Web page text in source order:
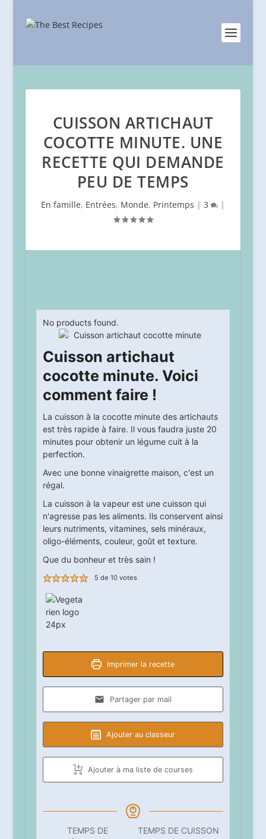
CUISSON ARTICHAUT
COCOTTE MINUTE. UNE
RECETTE QUI DEMANDE
PEU DE TEMPS
En famille, Entrées, Monde, Printemps | 3 |
No products found.
Cuisson artichaut
cocotte minute. Voici
comment faire !
La cuisson à la cocotte minute des artichauts
est très rapide à faire. Il vous faudra juste 20
minutes pour obtenir un légume cuit à la
perfection.
Avec une bonne vinaigrette maison, c'est un
régal.
La cuisson à la vapeur est une cuisson qui
n'agresse pas les aliments. Ils conservent ainsi
leurs nutriments, vitamines, sels minéraux,
oligo-éléments, couleur, goût et texture.
Que du bonheur et très sain !
5 de 10votes
Imprimer la recette
Partager par mail
Ajouter au classeur
Ajouter à ma liste de courses
TEMPS DE
TEMPS DE CUISSON